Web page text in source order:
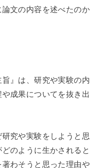
文の内容を述べたのか
』は、研究や実験の内
成果についてを抜き出
究や実験をしようと思
のように生かされると
わそうと思った理由や